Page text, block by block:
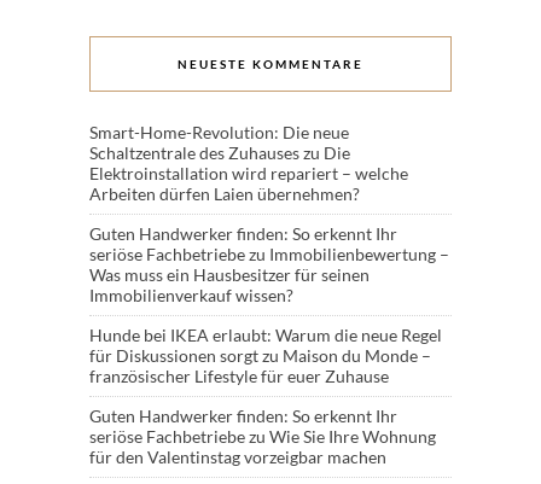
NEUESTE KOMMENTARE
Smart-Home-Revolution: Die neue
Schaltzentrale des Zuhauseszu Die
Elektroinstallation wird repariert – welche
Arbeiten dürfen Laien übernehmen?
Guten Handwerker finden: So erkennt Ihr
seriöse Fachbetriebezu Immobilienbewertung –
Was muss ein Hausbesitzer für seinen
Immobilienverkauf wissen?
Hunde bei IKEA erlaubt: Warum die neue Regel
für Diskussionen sorgtzu Maison du Monde –
französischer Lifestyle für euer Zuhause
Guten Handwerker finden: So erkennt Ihr
seriöse Fachbetriebezu Wie Sie Ihre Wohnung
für den Valentinstag vorzeigbar machen